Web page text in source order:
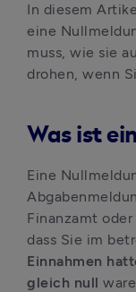
In diesem
eine
muss, wie sie
drohen, wenn
Was ist
Eine
Finanzamt
dass Sie im
Einnahmen
gleich null